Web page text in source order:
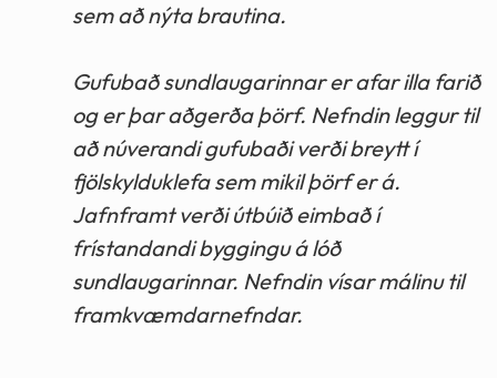
sem að nýta brautina.
Gufubað sundlaugarinnar er afar illa farið
og er þar aðgerða þörf. Nefndin leggur til
að núverandi gufubaði verði breytt í
fjölskylduklefa sem mikil þörf er á.
Jafnframt verði útbúið eimbað í
frístandandi byggingu á lóð
sundlaugarinnar. Nefndin vísar málinu til
framkvæmdarnefndar.